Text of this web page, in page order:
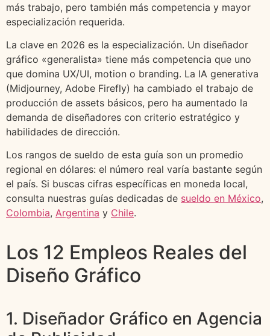
más trabajo, pero también más competencia y mayor
especialización requerida.
La clave en 2026 es la especialización. Un diseñador
gráfico «generalista» tiene más competencia que uno
que domina UX/UI, motion o branding. La IA generativa
(Midjourney, Adobe Firefly) ha cambiado el trabajo de
producción de assets básicos, pero ha aumentado la
demanda de diseñadores con criterio estratégico y
habilidades de dirección.
Los rangos de sueldo de esta guía son un promedio
regional en dólares: el número real varía bastante según
el país. Si buscas cifras específicas en moneda local,
consulta nuestras guías dedicadas de sueldo en México,
Colombia, Argentina y Chile.
Los 12 Empleos Reales del
Diseño Gráfico
1. Diseñador Gráfico en Agencia